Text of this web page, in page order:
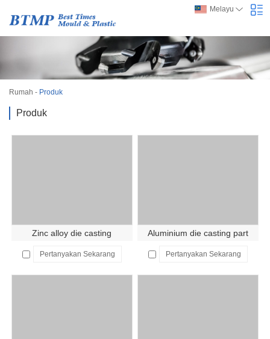
Melayu
Rumah - Produk
Produk
Zinc alloy die casting
Pertanyakan Sekarang
Aluminium die casting part
Pertanyakan Sekarang